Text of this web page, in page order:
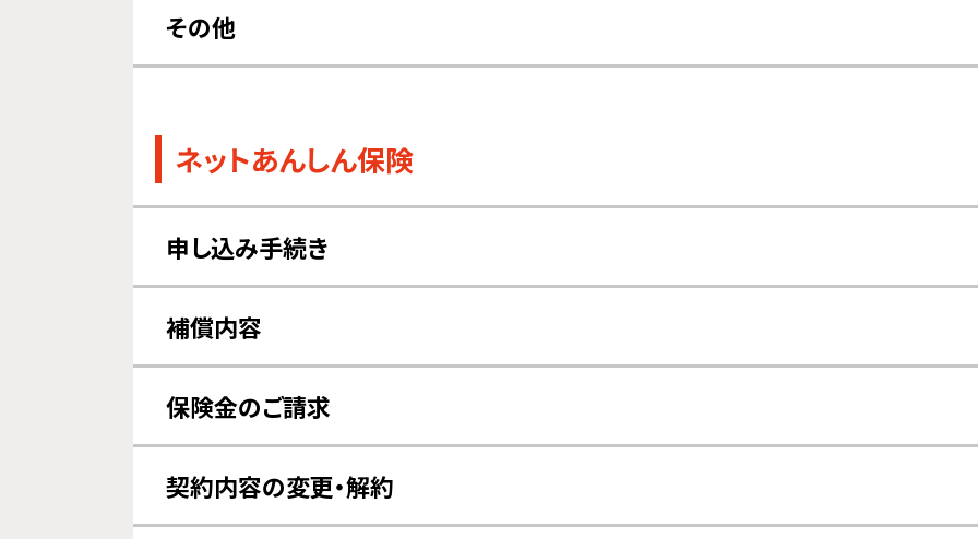
更新について
その他
ネットあんしん保険
申し込み手続き
対象機器について
補償内容
補償対象について
保険金のご請求
請求方法について
契約内容の変更・解約